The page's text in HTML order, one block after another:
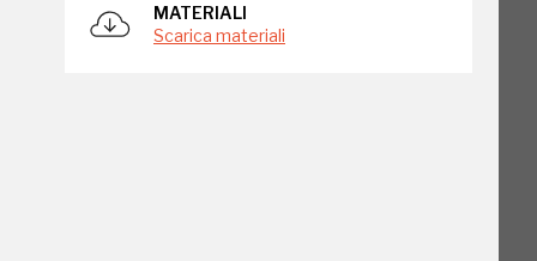
MATERIALI
Scarica materiali